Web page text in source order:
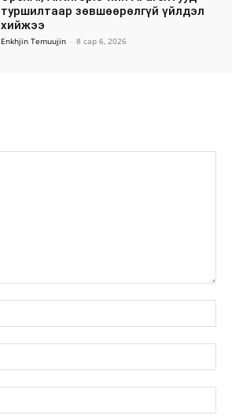
туршилтаар зөвшөөрөлгүй үйлдэл
хийжээ
Enkhjin Temuujin - 8 сар 6, 2026